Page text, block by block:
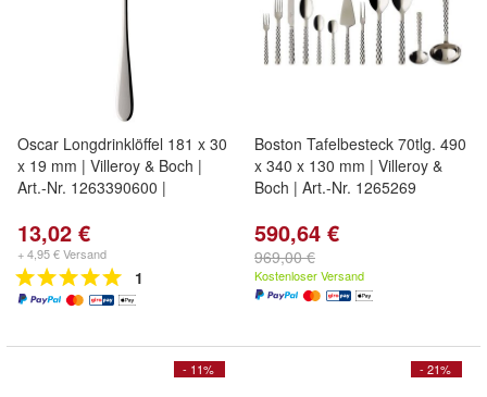
Oscar Longdrinklöffel 181 x 30
x 19 mm | Villeroy & Boch |
Art.-Nr. 1263390600 |
13,02 €
+ 4,95 € Versand
1
Boston Tafelbesteck 70tlg. 490
x 340 x 130 mm | Villeroy &
Boch | Art.-Nr. 1265269
590,64 €
969,00 €
Kostenloser Versand
- 11% - 21%